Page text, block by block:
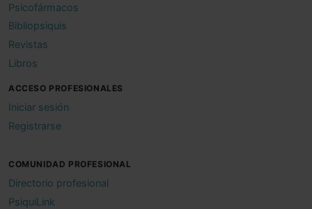
Psicofármacos
Bibliopsiquis
Revistas
Libros
ACCESO PROFESIONALES
Iniciar sesión
Registrarse
COMUNIDAD PROFESIONAL
Directorio profesional
PsiquiLink